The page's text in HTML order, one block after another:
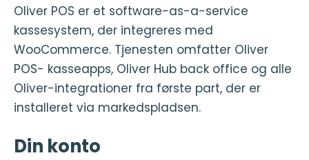
Oliver POS er et software-as-a-service
kassesystem, der integreres med
WooCommerce. Tjenesten omfatter Oliver
POS- kasseapps, Oliver Hub back office og alle
Oliver-integrationer fra første part, der er
installeret via markedspladsen.
Din konto